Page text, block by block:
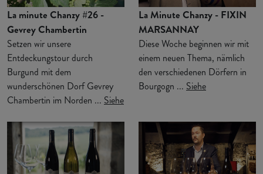
La minute Chanzy #26 -
Gevrey Chambertin
Setzen wir unsere
Entdeckungstour durch
Burgund mit dem
wunderschönen Dorf Gevrey
Chambertin im Norden ... Siehe
La Minute Chanzy - FIXIN
MARSANNAY
Diese Woche beginnen wir mit
einem neuen Thema, nämlich
den verschiedenen Dörfern in
Bourgogn ... Siehe